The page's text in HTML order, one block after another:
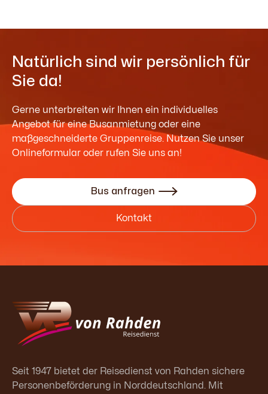
Natürlich sind wir persönlich für
Sie da!
Gerne unterbreiten wir Ihnen ein individuelles
Angebot für eine Busanmietung oder eine
maßgeschneiderte Gruppenreise. Nutzen Sie unser
Onlineformular oder rufen Sie uns an!
Bus anfragen 
Kontakt
Seit 1947 bietet der Reisedienst von Rahden sichere
Personenbeförderung in Norddeutschland. Mit